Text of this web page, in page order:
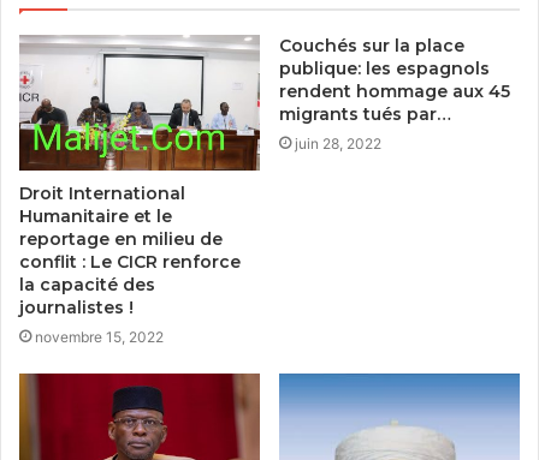
Droit International
Humanitaire et le
reportage en milieu de
conflit : Le CICR renforce
la capacité des
journalistes !
novembre 15, 2022
Couchés sur la place
publique: les espagnols
rendent hommage aux 45
migrants tués par…
juin 28, 2022